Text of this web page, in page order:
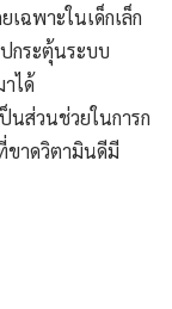
เฉพาะในเด็กเล็ก
กระตุ้นระบบ
ได้
นส่วนช่วยในการก
ขาดวิตามินดีมี